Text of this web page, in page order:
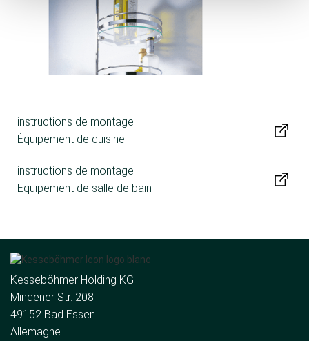
instructions de montage
Équipement de cuisine
instructions de montage
Equipement de salle de bain
Kesseböhmer Holding KG
Mindener Str. 208
49152 Bad Essen
Allemagne